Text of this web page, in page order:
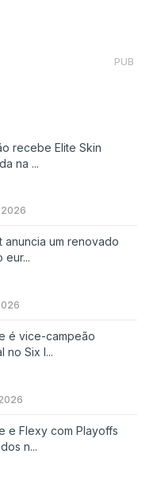
PUB
recebe Elite Skin
na ...
anuncia um renovado
eur...
é vice-campeão
no Six I...
e Flexy com Playoffs
n...